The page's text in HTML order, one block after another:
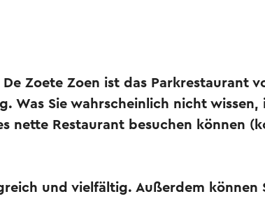
Zoete Zoen ist das Parkrestaurant
Was Sie wahrscheinlich nicht wissen,
nette Restaurant besuchen können
und vielfältig. Außerdem können